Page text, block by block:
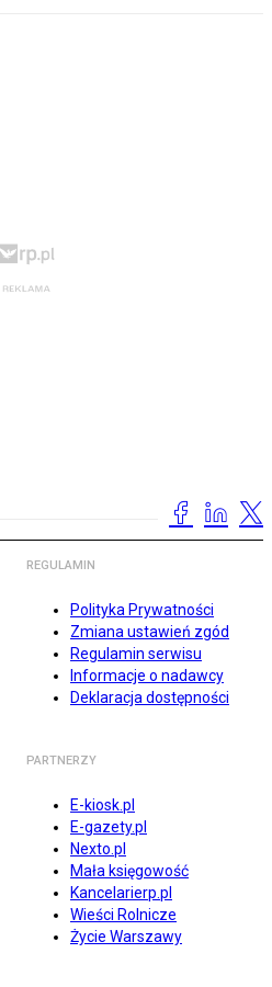
REGULAMIN
Polityka Prywatności
Zmiana ustawień zgód
Regulamin serwisu
Informacje o nadawcy
Deklaracja dostępności
PARTNERZY
E-kiosk.pl
E-gazety.pl
Nexto.pl
Mała księgowość
Kancelarierp.pl
Wieści Rolnicze
Życie Warszawy